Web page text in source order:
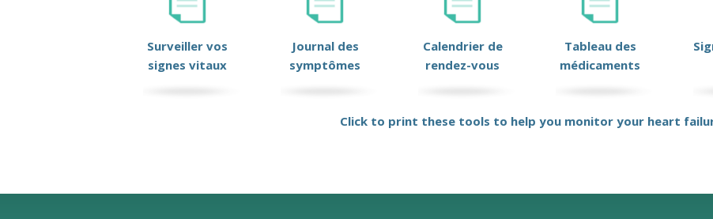
Surveiller vos
signes vitaux
Journal des
symptômes
Calendrier de
rendez-vous
Tableau des
médicaments
Click to print these tools to help you monitor your heart